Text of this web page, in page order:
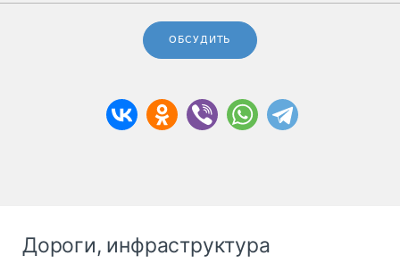
ОБСУДИТЬ
Дороги, инфраструктура